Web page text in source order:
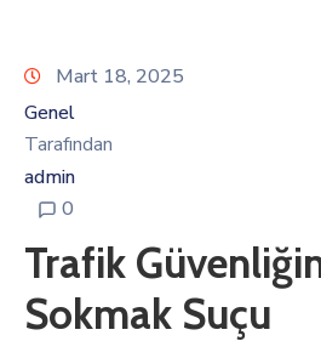
Mart 18, 2025
Genel
Tarafından
admin
0
Trafik
Sokmak Suçu